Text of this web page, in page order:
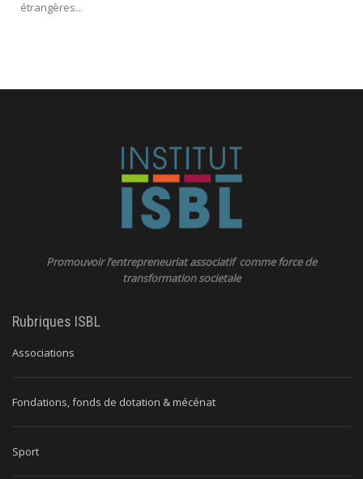
étrangères...
Promouvoir l’entrepreneuriat associatif comme force de
transformation societale
Rubriques ISBL
Associations
Fondations, fonds de dotation & mécénat
Sport